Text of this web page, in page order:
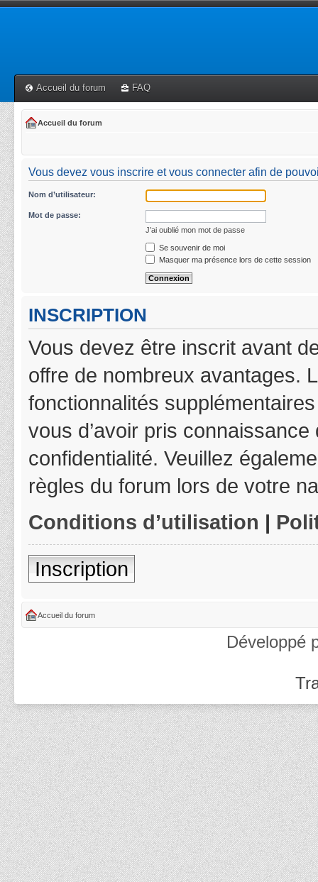
Accueil du forum FAQ
Accueil du forum
Vous devez vous inscrire et vous connecter afin de
Nom d’utilisateur:
Mot de passe:
J’ai oublié mon mot de passe
Se souvenir de moi
Masquer ma présence lors de cette session
INSCRIPTION
Vous devez être inscrit avant
offre de nombreux avantages.
fonctionnalités
vous d’avoir pris
confidentialité. Veuillez
règles du forum lors de votre
Conditions d’utilisation |
Inscription
Accueil du forum
Développé